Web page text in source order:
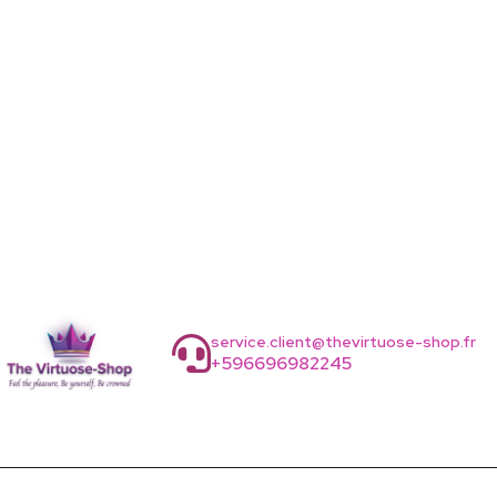
service.client@thevirtuose-shop.fr
+596696982245